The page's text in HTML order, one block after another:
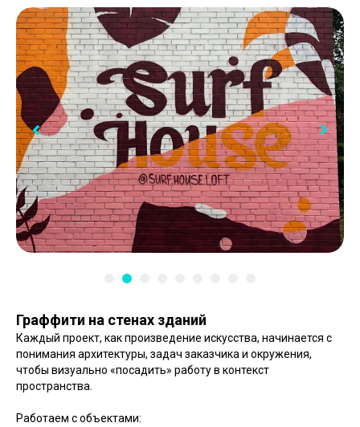
Граффити на стенах зданий
Каждый проект, как произведение искусства, начинается с
понимания архитектуры, задач заказчика и окружения,
чтобы визуально «посадить» работу в контекст
пространства.
Работаем с объектами: